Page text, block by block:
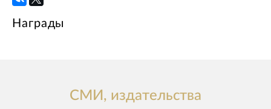
Награды
СМИ, издательства